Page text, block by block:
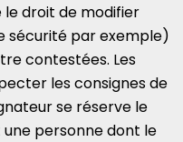
le droit de modifier
sécurité par exemple)
contestées. Les
les consignes de
se réserve le
personne dont le